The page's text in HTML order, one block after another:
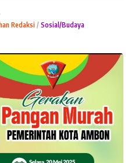
Redaksi
Sosial/Budaya